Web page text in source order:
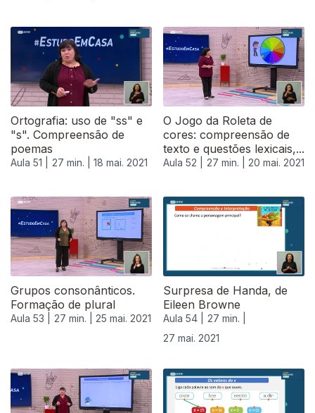
Ortografia: uso de "ss" e
"s". Compreensão de
poemas
Aula 51 | 27 min. | 18 mai. 2021
O Jogo da Roleta de
cores: compreensão de
texto e questões lexicais,...
Aula 52 | 27 min. | 20 mai. 2021
Grupos consonânticos.
Formação de plural
Aula 53 | 27 min. | 25 mai. 2021
Surpresa de Handa, de
Eileen Browne
Aula 54 |
27 min. |
27 mai. 2021